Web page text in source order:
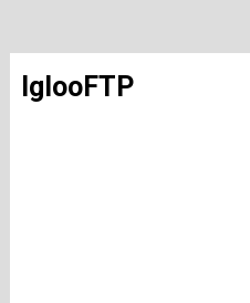
IglooFTP